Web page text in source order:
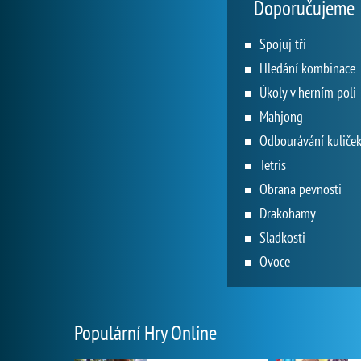
Doporučujeme
Spojuj tři
Hledání kombinace
Úkoly v herním poli
Mahjong
Odbourávání kuliček
Tetris
Obrana pevnosti
Drakohamy
Sladkosti
Ovoce
Populární Hry Online